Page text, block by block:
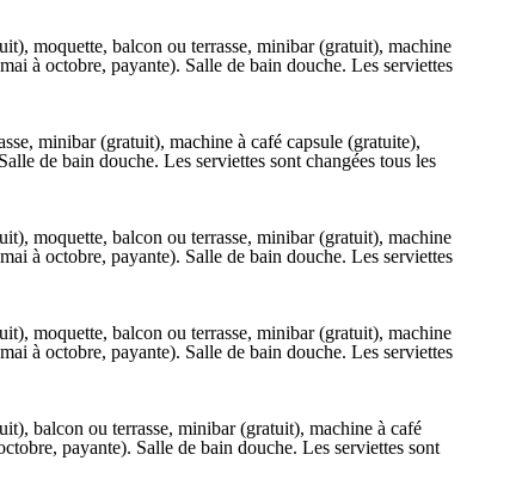
moquette, balcon ou terrasse, minibar (gratuit), machine
à octobre, payante). Salle de bain douche. Les serviettes
minibar (gratuit), machine à café capsule (gratuite),
de bain douche. Les serviettes sont changées tous les
moquette, balcon ou terrasse, minibar (gratuit), machine
à octobre, payante). Salle de bain douche. Les serviettes
moquette, balcon ou terrasse, minibar (gratuit), machine
à octobre, payante). Salle de bain douche. Les serviettes
balcon ou terrasse, minibar (gratuit), machine à café
payante). Salle de bain douche. Les serviettes sont